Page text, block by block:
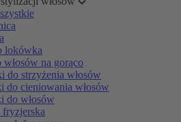
lokówka
włosów na gorąco
do strzyżenia włosów
do cieniowania włosów
do włosów
fryzjerska